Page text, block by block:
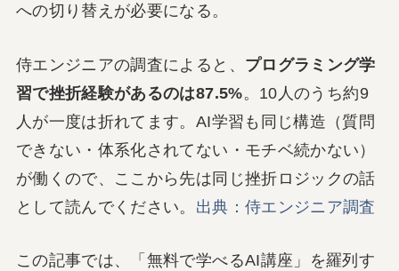
への切り替えが必要になる。
侍エンジニアの調査によると、 プログラミング学
習で挫折経験があるのは87.5%。10人のうち約9
人が一度は折れてます。AI学習も同じ構造（質問
できない・体系化されてない・モチベ続かない）
が働くので、ここから先は同じ挫折ロジックの話
として読んでください。 出典：侍エンジニア調査
この記事では、「無料で学べるAI講座」を羅列す